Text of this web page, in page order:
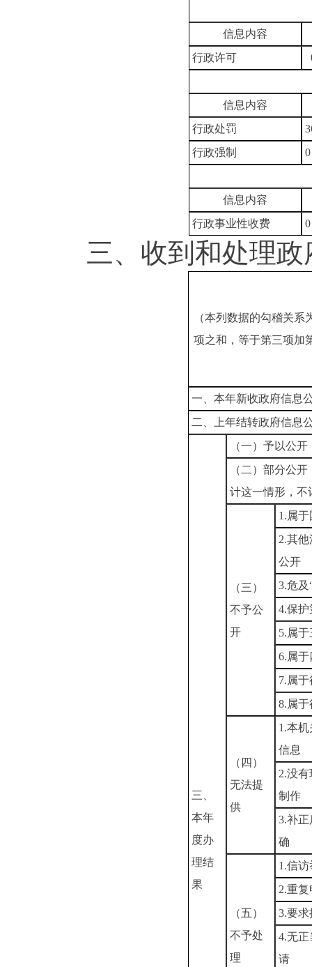
信息内容
行政许可
信息内容
行政处罚
行政强制
0
信息内容
行政事业性收费
0
三、收到和处理政
（本列数据的勾稽关系
项之和，等于第三项加
一、本年新收政府信息
二、上年结转政府信息
三、
本年
度办
理结
果
（一）予以公开
（二）部分公
计这一情形，不
（三）
不予公
开
1.属
2.其
公开
3.危及
4.保
5.属
6.属
7.属
8.属
（四）
无法提
供
1.本
信息
2.没
制作
3.补
确
（五）
不予处
理
1.信
2.重
3.要
4.无
请